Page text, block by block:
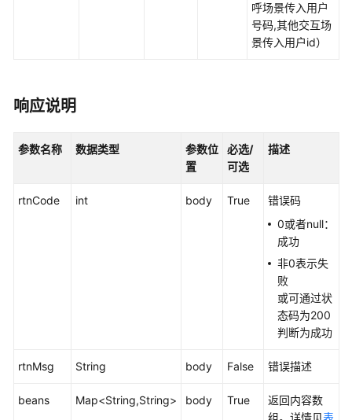
口
参
类
接
参
呼场景传入用户
号码,其他交互场
景传入用户id）
响应说明
参数名称 数据类型
参数位
置
必选/
可选
描述
rtnCode int body True
错误码
0或者null：
成功
非0表示失
败
或可通过状
态码为200
判断为成功
rtnMsg String body False 错误描述
beans Map<String,String> body True
返回内容数
组。详情见表